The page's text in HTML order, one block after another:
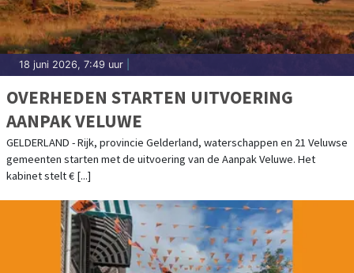
18 juni 2026, 7:49 uur
OVERHEDEN STARTEN UITVOERING
AANPAK VELUWE
GELDERLAND - Rijk, provincie Gelderland, waterschappen en 21 Veluwse
gemeenten starten met de uitvoering van de Aanpak Veluwe. Het
kabinet stelt € [...]